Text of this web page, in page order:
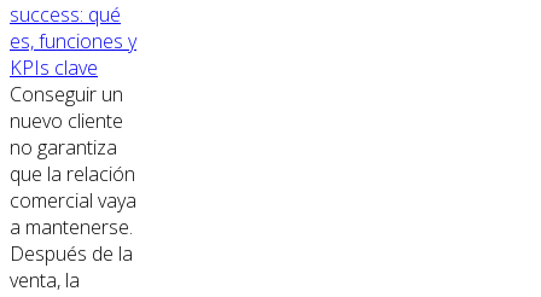
success: qué
es, funciones y
KPIs clave
Conseguir un
nuevo cliente
no garantiza
que la relación
comercial vaya
a mantenerse.
Después de la
venta, la